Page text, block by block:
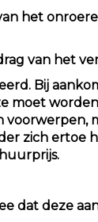
het
van het
Bij
moet
zich ertoe
dat deze